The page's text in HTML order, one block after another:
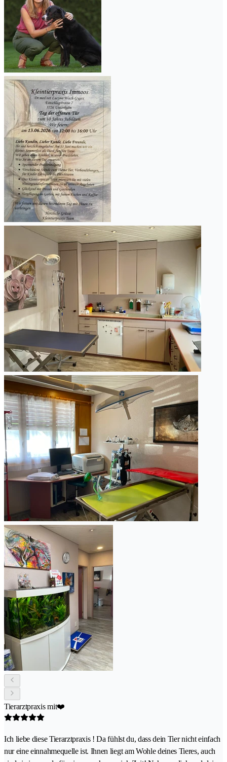
Tierarztpraxis mit❤️
Ich liebe diese Tierarztpraxis ! Da fühlst du, dass dein Tier nicht einfach
nur eine einnahmequelle ist. Ihnen liegt am Wohle deines Tieres, auch